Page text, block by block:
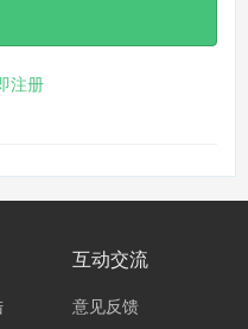
注册
互动交流
意见反馈